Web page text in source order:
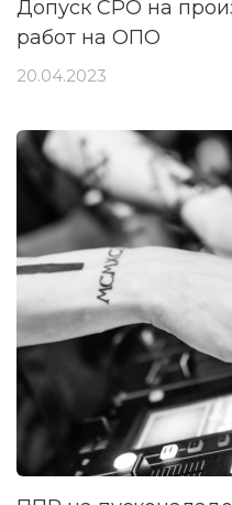
Допуск СРО на
работ на ОПО
20.04.2023